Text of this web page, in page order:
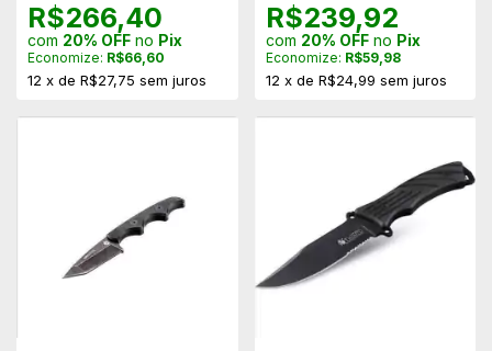
R$266,40
com 20% OFF no Pix
Economize: R$66,60
12 x de R$27,75 sem juros
R$239,92
com 20% OFFno Pix
Economize: R$59,98
12 x de R$24,99 sem juros